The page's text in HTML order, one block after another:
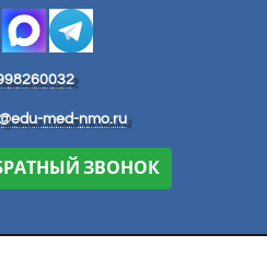
med-nmo.ru
ЗВОНОК